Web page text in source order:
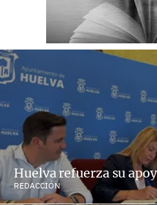
Huelva refuerza su
REDACCIÓN